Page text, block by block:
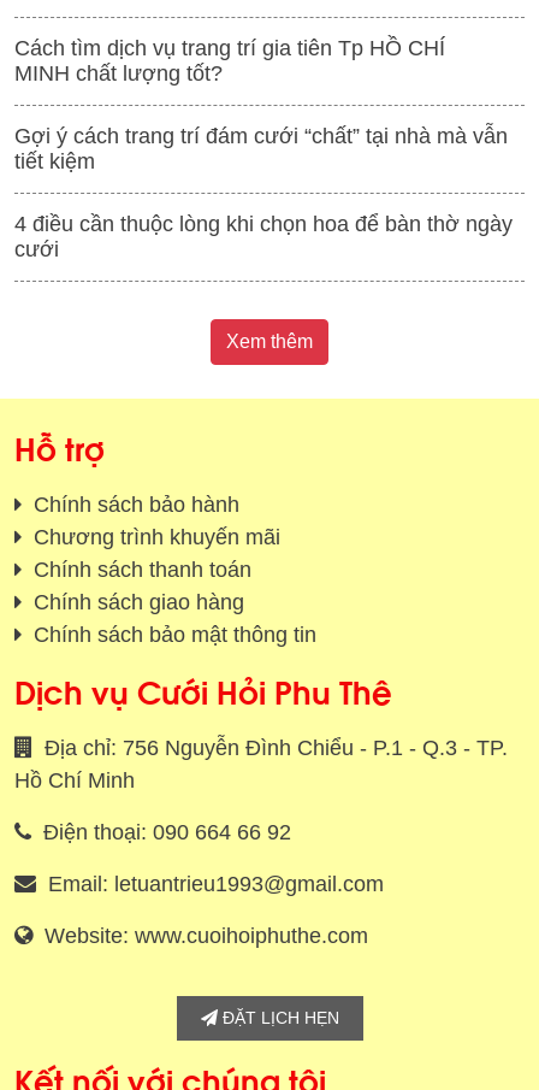
Cách tìm dịch vụ trang trí gia tiên Tp HỒ CHÍ
MINH chất lượng tốt?
Gợi ý cách trang trí đám cưới “chất” tại nhà mà vẫn
tiết kiệm
4 điều cần thuộc lòng khi chọn hoa để bàn thờ ngày
cưới
Xem thêm
Hỗ trợ
Chính sách bảo hành
Chương trình khuyến mãi
Chính sách thanh toán
Chính sách giao hàng
Chính sách bảo mật thông tin
Dịch vụ Cưới Hỏi Phu Thê
Địa chỉ: 756 Nguyễn Đình Chiểu - P.1 - Q.3 - TP.
Hồ Chí Minh
Điện thoại: 090 664 66 92
Email: letuantrieu1993@gmail.com
Website: www.cuoihoiphuthe.com
ĐẶT LỊCH HẸN
Kết nối với chúng tôi